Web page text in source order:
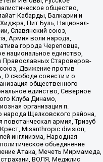
общество,
Кабарды, Балкарии и
Пит Буль, Национал-
Славянский союз,
Армия воли народа,
города Череповца,
национальное единство,
Православных Староверов-
Движение против
О свободе совести и о
общественного
единство, Северное
Клуба Динамо,
организация п.
народа Щелковского района,
армия, Тризуб
Misanthropic division,
инглиизма, Народная
объединение
Атака, Мечеть Мирмамеда,
ВОЛЯ, Меджлис